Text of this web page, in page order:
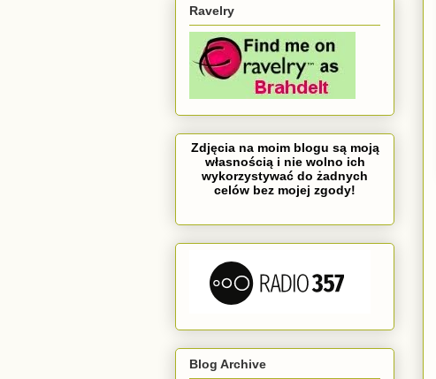
Ravelry
Zdjęcia na moim blogu są moją
własnością i nie wolno ich
wykorzystywać do żadnych
celów bez mojej zgody!
Blog Archive